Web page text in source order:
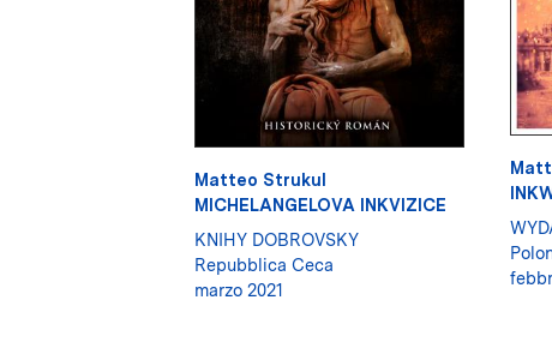
Matteo Strukul
MICHELANGELOVA INKVIZICE
KNIHY DOBROVSKY
Repubblica Ceca
marzo 2021